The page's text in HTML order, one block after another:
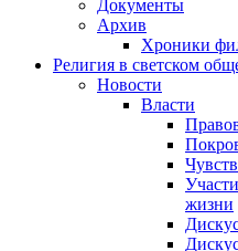
Документы
Архив
Хроники
Религия в светском
Новости
Власти
жизни